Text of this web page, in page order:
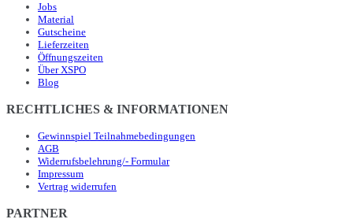
Jobs
Material
Gutscheine
Lieferzeiten
Öffnungszeiten
Über XSPO
Blog
RECHTLICHES & INFORMATIONEN
Gewinnspiel Teilnahmebedingungen
AGB
Widerrufsbelehrung/- Formular
Impressum
Vertrag widerrufen
PARTNER